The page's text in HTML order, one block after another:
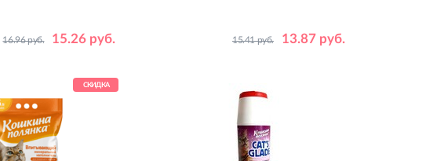
15.26 руб.
16.96 руб. 13.87 руб.
15.41 руб.
3.8 7.6 11.4 50
СКИДКА